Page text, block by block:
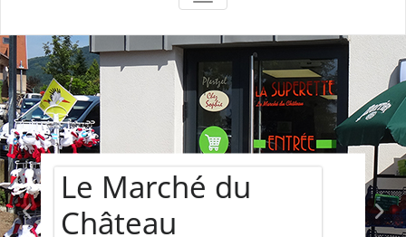
le marché du
château